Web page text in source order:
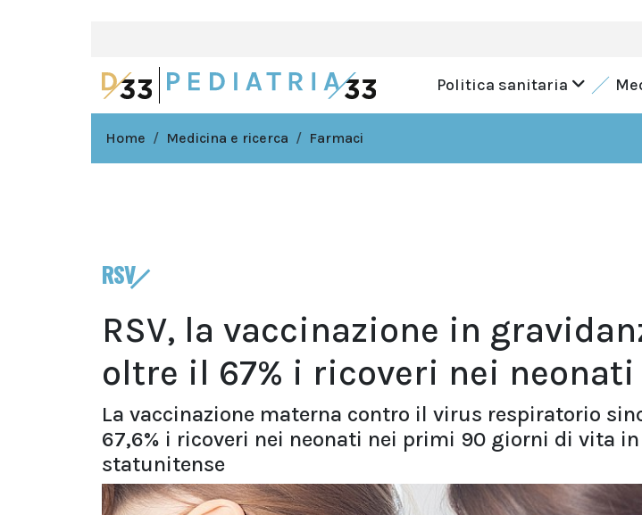
Politica sanitaria
Home Medicina e ricerca Farmaci
RSV
RSV, la vaccinazione in
oltre il 67% i ricoveri nei neonati
La vaccinazione materna contro il virus respiratorio
67,6% i ricoveri nei neonati nei primi 90 giorni di vita
statunitense